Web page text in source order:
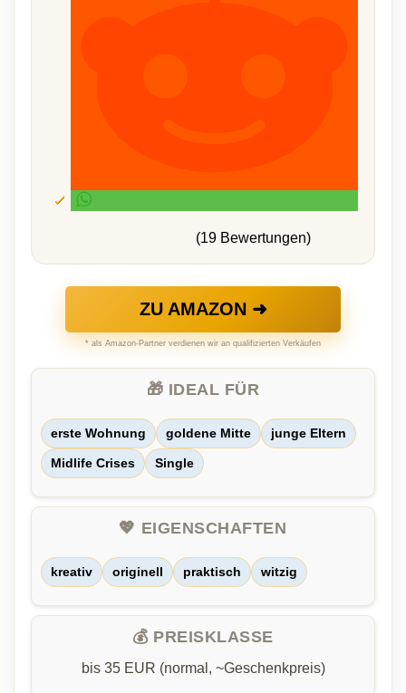
(19 Bewertungen)
ZU AMAZON ➜
* als Amazon-Partner verdienen wir an qualifizierten Verkäufen
🎁 IDEAL FÜR
erste Wohnung goldene Mitte junge Eltern
Midlife Crises Single
💖 EIGENSCHAFTEN
kreativ originell praktisch witzig
💰 PREISKLASSE
bis 35 EUR (normal, ~Geschenkpreis)